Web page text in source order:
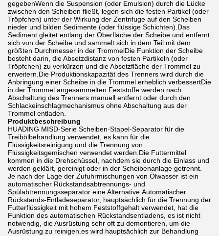
gegebenWenn die Suspension (oder Emulsion) durch die Lücke
zwischen den Scheiben fließt, legen sich die festen Partikel (oder
Tröpfchen) unter der Wirkung der Zentrifuge auf den Scheiben
nieder und bilden Sedimente (oder flüssige Schichten).Das
Sediment gleitet entlang der Oberfläche der Scheibe und entfernt
sich von der Scheibe und sammelt sich in dem Teil mit dem
größten Durchmesser in der TrommelDie Funktion der Scheibe
besteht darin, die Absetzdistanz von festen Partikeln (oder
Tröpfchen) zu verkürzen und die Absetzfläche der Trommel zu
erweitern.Die Produktionskapazität des Trenners wird durch die
Anbringung einer Scheibe in die Trommel erheblich verbessertDie
in der Trommel angesammelten Feststoffe werden nach
Abschaltung des Trenners manuell entfernt oder durch den
Schlackeinschlagmechanismus ohne Abschaltung aus der
Trommel entladen.
Produktbeschreibung
HUADING MISD-Serie Scheiben-Stapel-Separator für die
Treibölbehandlung verwendet, es kann für die
Flüssigkeitsreinigung und die Trennung von
Flüssigkeitsgemischen verwendet werden.Die Futtermittel
kommen in die Drehschüssel, nachdem sie durch die Einlass und
werden geklärt, gereinigt oder in der Scheibenanlage getrennt.
Je nach der Lage der Zufuhrmischungen von Ölwasser ist ein
automatischer Rückstandsabtrennungs- und
Spülabtrennungsseparator eine Alternative.Automatischer
Rückstands-Entladeseparator, hauptsächlich für die Trennung der
Futterflüssigkeit mit hohem Feststoffgehalt verwendet, hat die
Funktion des automatischen Rückstandsentladens, es ist nicht
notwendig, die Ausrüstung sehr oft zu demontieren, um die
Ausrüstung zu reinigen.es wird hauptsächlich zur Behandlung